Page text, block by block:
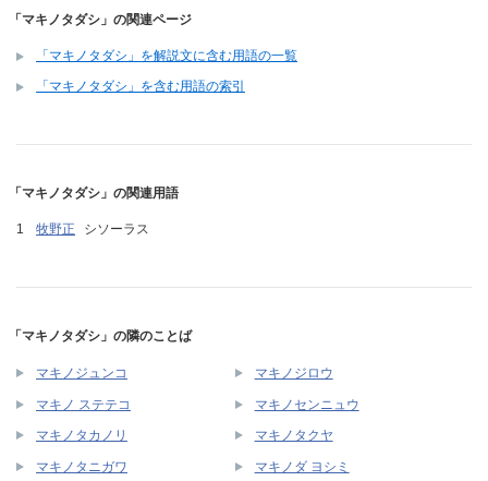
「マキノタダシ」の関連ページ
「マキノタダシ」を解説文に含む用語の一覧
「マキノタダシ」を含む用語の索引
「マキノタダシ」の関連用語
牧野正 シソーラス
「マキノタダシ」の隣のことば
マキノジュンコ マキノジロウ
マキノ ステテコ マキノセンニュウ
マキノタカノリ マキノタクヤ
マキノタニガワ マキノダ ヨシミ